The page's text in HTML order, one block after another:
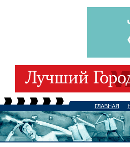
ГЛАВНАЯ